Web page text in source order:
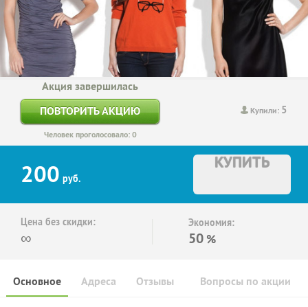
Купили: 5
Акция завершилась
ПОВТОРИТЬ АКЦИЮ
Человек проголосовало: 0
200 руб.
КУПИТЬ
Цена без скидки:
∞
Экономия:
50 %
Основное Отзывы Вопросы по акции
Адреса